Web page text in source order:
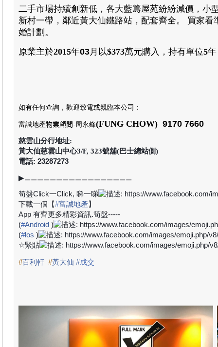
二手市場持續創新低，各大藍籌屋苑紛紛減價，小
新村一帶，鄰近黃大仙鐵路站，配套齊全。 買家
婚計劃 。
原業主於2015年03月 以$373萬元購入 ， 持有單位5年
如有任何查詢，歡迎致電或親臨本公司 ：
富誠地產物業顧問-周永鋒(FUNG CHOW) 9170 7660
慈雲山分行地址:
黃大仙慈雲山中心3/F, 323號舖(巴士總站側)
電話: 23287273
▶⚊⚊⚊⚊⚊⚊⚊⚊⚊⚊⚊⚊⚊⚊⚊⚊⚊
筍盤Click一Click, 睇一睇
下載一個【#富誠地產】
App 有齊更多精彩資訊.筍盤-----
(#Android )
(#los )
☆緊貼
#百利軒 #黃大仙 #成交